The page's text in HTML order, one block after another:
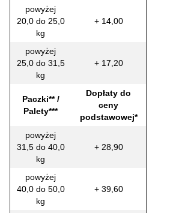
powyżej
20,0 do 25,0
kg
+ 14,00
powyżej
25,0 do 31,5
kg
+ 17,20
Paczki** /
Palety***
Dopłaty do
ceny
podstawowej*
powyżej
31,5 do 40,0
kg
+ 28,90
powyżej
40,0 do 50,0
kg
+ 39,60